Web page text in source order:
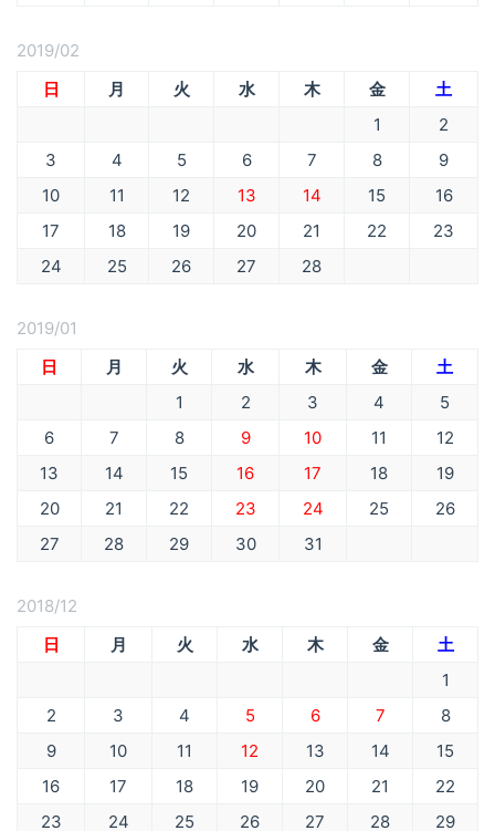
2019/02
日
月 火 水 木 金
土
1
2
3
4 5 6 7 8
9
10
11 12 13 14 15
16
17
18 19 20 21 22
23
24
25 26 27 28
2019/01
日
月 火 水 木 金
土
1
2 3 4
5
6
7 8 9 10 11
12
13
14 15 16 17 18
19
20
21 22 23 24 25
26
27
28 29 30 31
2018/12
日
月 火 水 木 金
土
1
2
3 4 5 6 7
8
9
10 11 12 13 14
15
16
17 18 19 20 21
22
23
24 25 26 27 28 29